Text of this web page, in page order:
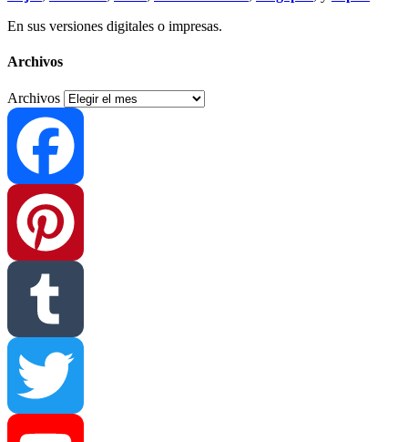
En sus versiones digitales o impresas.
Archivos
Archivos
Facebook
Pinterest
Tumblr